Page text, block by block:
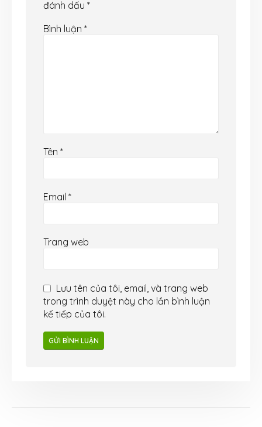
đánh dấu *
Bình luận *
Tên *
Email *
Trang web
Lưu tên của tôi, email, và trang web
trong trình duyệt này cho lần bình luận
kế tiếp của tôi.